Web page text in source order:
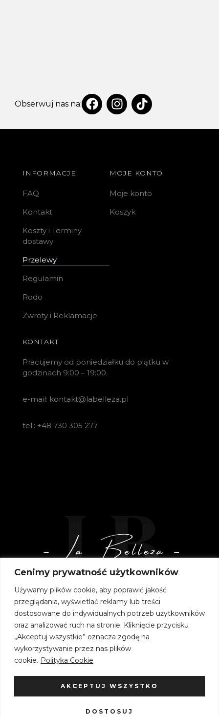
Cenimy prywatność użytkowników
Używamy plików cookie, aby poprawić jakość
przeglądania, wyświetlać reklamy lub treści
dostosowane do indywidualnych potrzeb użytkowników
oraz analizować ruch na stronie. Kliknięcie przycisku
„Akceptuj wszystkie” oznacza zgodę na
wykorzystywanie przez nas plików
cookie. Polityka Cookie
DOSTOSUJ
AKCEPTUJ WSZYSTKO
Obserwuj nas na:
INFORMACJE
FAQ
Kontakt
Koszty i Terminy
dostawy
Przelewy
Regulamin
Rodo
Zwroty i Reklamacje
MOJE KONTO
Moje konto
Koszyk
KONTAKT
Pracujemy od poniedziałku do piątku w
godzinach 9:00 – 19:00.
e-mail: kontakt@labelleza.pl
tel.: +48 730 305 277